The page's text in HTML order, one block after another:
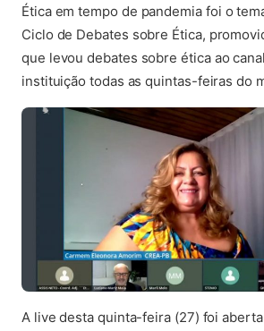
Ética em tempo de pandemia foi o
Ciclo de Debates sobre Ética,
que levou debates sobre ética ao
instituição todas as quintas-feiras do
A live desta quinta-feira (27) foi